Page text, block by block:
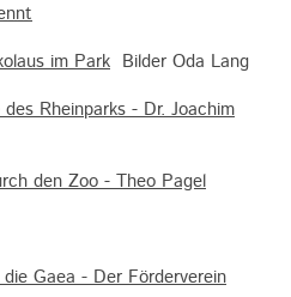
im Park Bilder Oda Lang
Rheinparks - Dr. Joachim
den Zoo - Theo Pagel
Gaea - Der Förderverein